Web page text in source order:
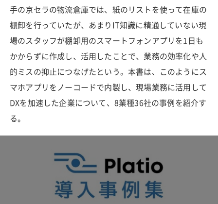
手の京セラの物流倉庫では、紙のリストを使って在庫の
棚卸を行っていたが、あまりIT知識に精通していない現
場のスタッフが棚卸用のスマートフォンアプリを1日も
かからずに作成し、活用したことで、業務の効率化や人
的ミスの抑止につなげたという。本書は、このようにス
マホアプリをノーコードで内製し、現場業務に活用して
DXを加速した企業について、8業種36社の事例を紹介す
る。